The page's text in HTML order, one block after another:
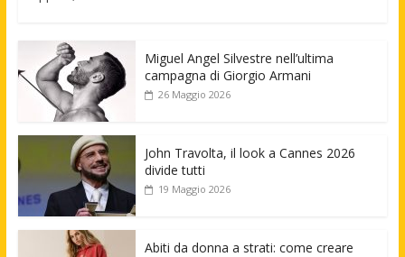
Miguel Angel Silvestre nell’ultima
campagna di Giorgio Armani
26 Maggio 2026
John Travolta, il look a Cannes 2026
divide tutti
19 Maggio 2026
Abiti da donna a strati: come creare